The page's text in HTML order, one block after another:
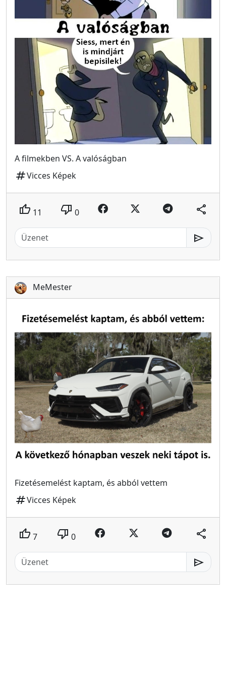
A filmekben VS. A valóságban
tagVicces Képek
thumb_up 11 thumb_down 0 share
send
MeMester
Fizetésemelést kaptam, és abból vettem
tagVicces Képek
thumb_up 7 thumb_down 0 share
send